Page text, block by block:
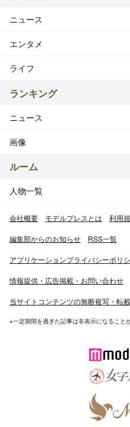
ニュース
エンタメ
ライフ
ランキング
ニュース
画像
ルーム
人物一覧
会社概要 モデルプレスとは 利用
編集部からのお知らせ RSS一覧
アプリケーションプライバシーポリ
情報提供・広告掲載・お問い合わせ
当サイトコンテンツの無断複写・転
※一定期間を過ぎた記事は非表示になること